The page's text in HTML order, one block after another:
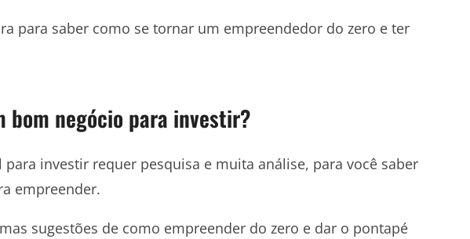
para saber como se tornar um empreendedor do zero e ter
bom negócio para investir?
investir requer pesquisa e muita análise, para você saber
empreender.
sugestões de como empreender do zero e dar o pontapé